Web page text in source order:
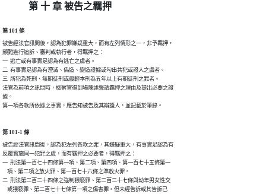
第 十 章 被告之羈押
第 101 條
被告經法官訊問後，認為犯罪嫌疑重大，而有左列情形之一，非予羈押，
顯難進行追訴、審判或執行者，得羈押之︰
一  逃亡或有事實足認為有逃亡之虞者。
二  有事實足認為有湮滅、偽造、變造證據或勾串共犯或證人之虞者。
三  所犯為死刑、無期徒刑或最輕本刑為五年以上有期徒刑之罪者。
法官為前項之訊問時，檢察官得到場陳述聲請羈押之理由及提出必要之證
據。
第一項各款所依據之事實，應告知被告及其辯護人，並記載於筆錄。
第 101-1 條
被告經法官訊問後，認為犯左列各款之罪，其嫌疑重大，有事實足認為有
反覆實施同一犯罪之虞，而有羈押之必要者，得羈押之：
一  刑法第一百七十四條第一項、第二項、第四項、第一百七十五條第一
    項、第二項之放火罪、第一百七十六條之準放火罪。
二  刑法第二百二十四條之強制猥褻罪、第二百二十七條與幼年男女性交
    或猥褻罪、第二百七十七條第一項之傷害罪。但未經告訴或其告訴已